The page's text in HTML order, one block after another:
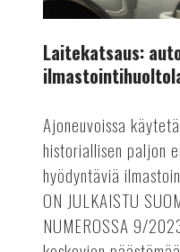
Laitekatsaus:
Ajoneuvoissa
historiallisen paljon
hyödyntäviä
ON JULKAISTU
NUMEROSSA 9/